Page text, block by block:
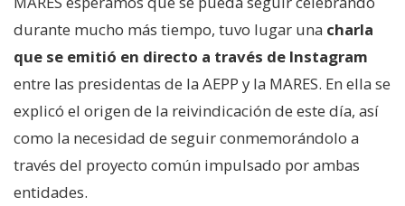
durante mucho más tiempo, tuvo lugar una charla
que se emitió en directo a través de Instagram
entre las presidentas de la AEPP y la MARES. En ella se
explicó el origen de la reivindicación de este día, así
como la necesidad de seguir conmemorándolo a
través del proyecto común impulsado por ambas
entidades.